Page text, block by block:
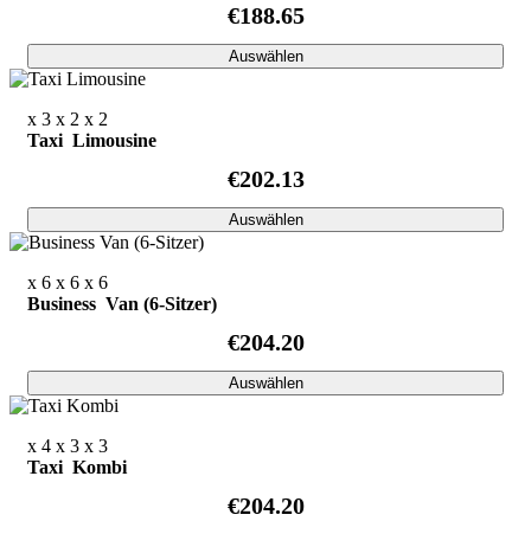
€188.65
Auswählen
x 3 x 2 x 2
Taxi Limousine
€202.13
Auswählen
x 6 x 6 x 6
Business Van (6-Sitzer)
€204.20
Auswählen
x 4 x 3 x 3
Taxi Kombi
€204.20